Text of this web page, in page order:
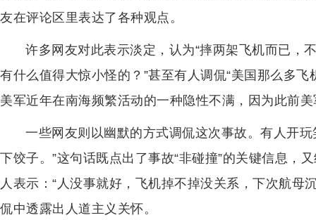
友在评论区里表达了各种观点。
许多网友对此表示淡定，认为“摔两架飞机而已，
有什么值得大惊小怪的？”甚至有人调侃“美国那么多
美军近年在南海频繁活动的一种隐性不满，因为此前
一些网友则以幽默的方式调侃这次事故。有人开
下饺子。”这句话既点出了事故“非碰撞”的关键信息，
人表示：“人没事就好，飞机掉不掉没关系，下次航母
侃中透露出人道主义关怀。